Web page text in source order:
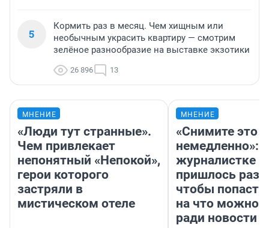
5
Кормить раз в месяц. Чем хищным или
необычным украсить квартиру — смотрим
зелёное разнообразие на выставке экзотики
26 896 13
МНЕНИЕ
«Люди тут странные».
Чем привлекает
непонятный «Непокой»,
герои которого
застряли в
мистическом отеле
МНЕНИЕ
«Снимите это
немедленно»:
журналистке
пришлось
чтобы попасть
на что можно
ради новости